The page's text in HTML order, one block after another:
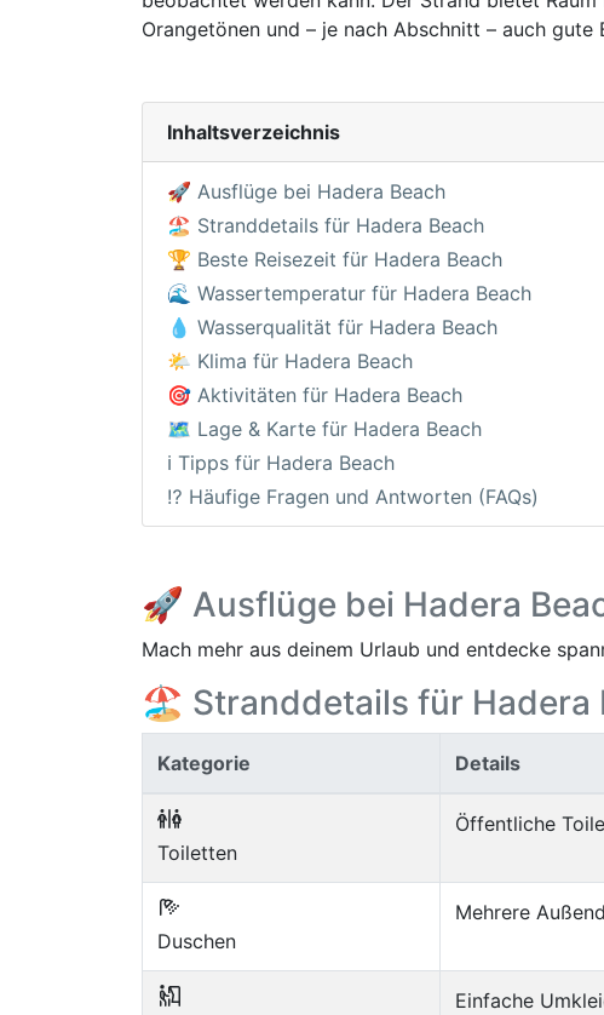
Orangetönen und – je nach Abschnitt – auch gute
Inhaltsverzeichnis
🚀 Ausflüge bei Hadera Beach
🏖️ Stranddetails für Hadera Beach
🏆 Beste Reisezeit für Hadera Beach
🌊 Wassertemperatur für Hadera Beach
💧 Wasserqualität für Hadera Beach
🌤️ Klima für Hadera Beach
🎯 Aktivitäten für Hadera Beach
🗺️ Lage & Karte für Hadera Beach
ℹ️ Tipps für Hadera Beach
⁉️ Häufige Fragen und Antworten (FAQs)
🚀 Ausflüge bei Hadera
Mach mehr aus deinem Urlaub und entdecke
🏖️ Stranddetails für Hadera
Kategorie Details
Toiletten
Öffentliche
Duschen
Mehrere
Einfache